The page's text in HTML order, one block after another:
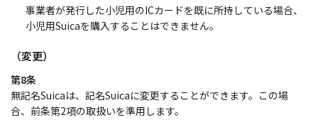
事業者が発行した小児用のICカードを既に所持している場合、
小児用Suicaを購入することはできません。
（変更）
第8条
無記名Suicaは、記名Suicaに変更することができます。この場
合、前条第2項の取扱いを準用します。